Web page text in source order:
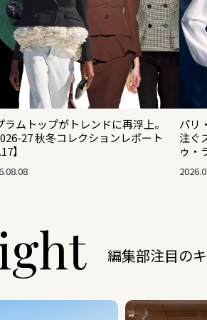
ラムトップがトレンドに再浮上。
27 秋冬コレクションレポート
】
パリ
注ぐ
ゥ・
編集部注目の